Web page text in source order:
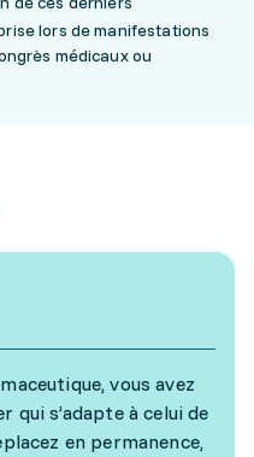
lors de manifestations
médicaux ou
vous avez
qui s’adapte à celui de
en permanence,